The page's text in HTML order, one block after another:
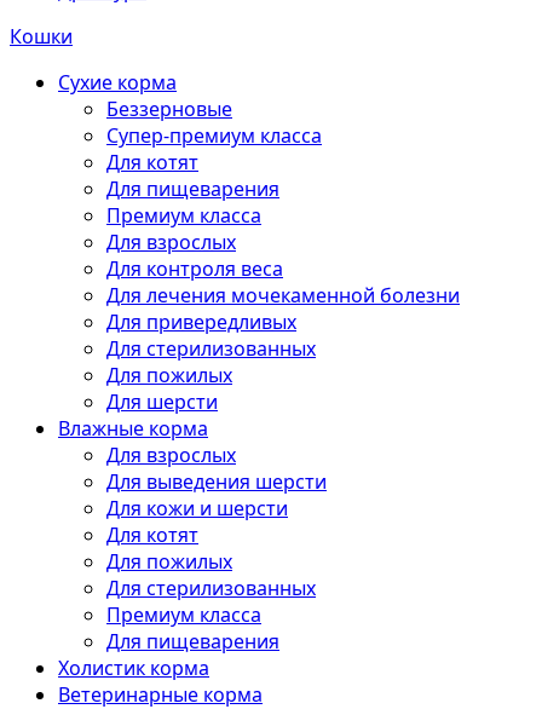
Кошки
Сухие корма
Беззерновые
Супер-премиум класса
Для котят
Для пищеварения
Премиум класса
Для взрослых
Для контроля веса
Для лечения мочекаменной болезни
Для привередливых
Для стерилизованных
Для пожилых
Для шерсти
Влажные корма
Для взрослых
Для выведения шерсти
Для кожи и шерсти
Для котят
Для пожилых
Для стерилизованных
Премиум класса
Для пищеварения
Холистик корма
Ветеринарные корма